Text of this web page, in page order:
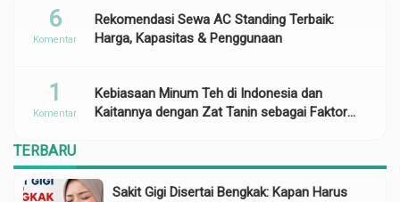
Rekomendasi Sewa AC Standing Terbaik:
Harga, Kapasitas & Penggunaan
6
Komentar
Kebiasaan Minum Teh di Indonesia dan
Kaitannya dengan Zat Tanin sebagai Faktor
1
Komentar
TERBARU
Sakit Gigi Disertai Bengkak: Kapan Harus